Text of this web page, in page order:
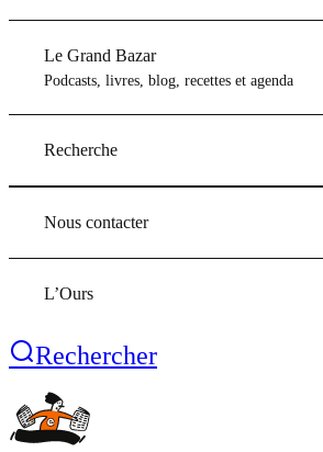
Le Grand Bazar
Podcasts, livres, blog, recettes et agenda
Recherche
Nous contacter
L’Ours
Rechercher